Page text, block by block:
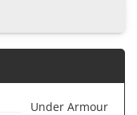
Under Armour